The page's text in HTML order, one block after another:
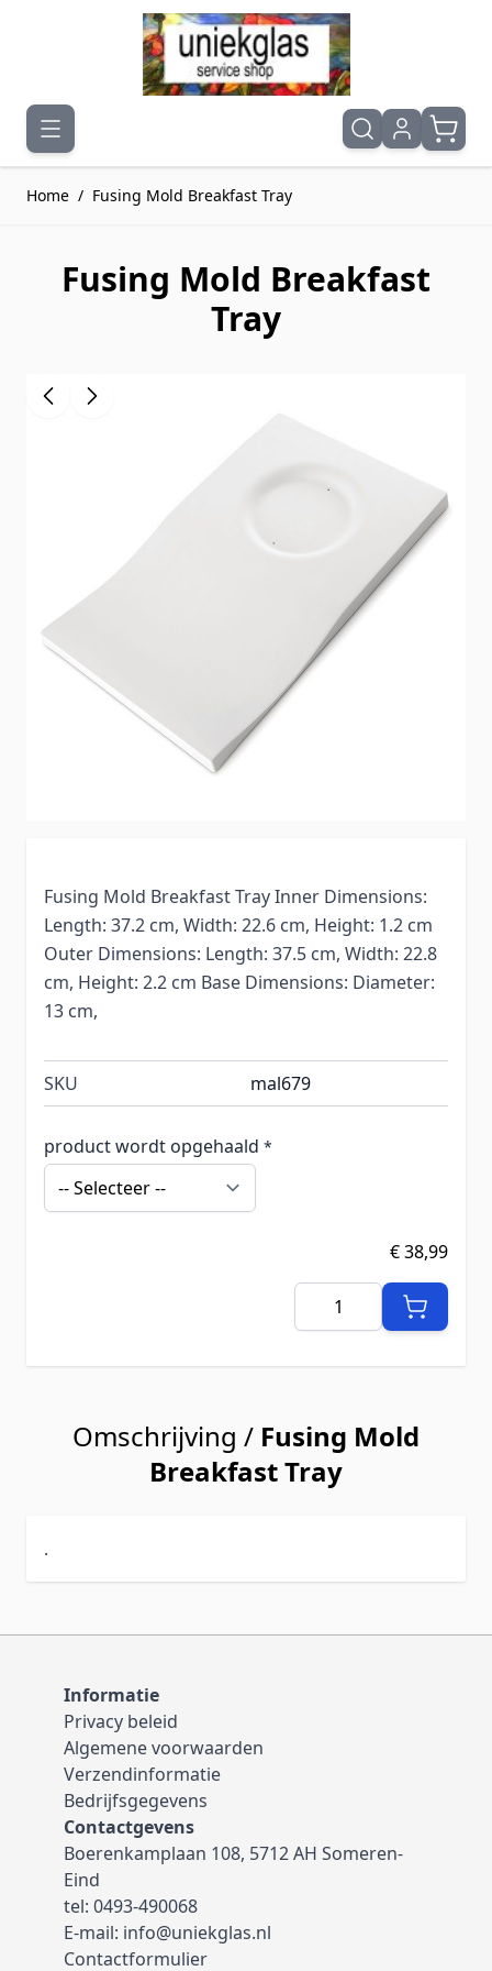
Ga naar de inhoud
Home / Fusing Mold Breakfast Tray
Fusing Mold Breakfast
Tray
Druk om carrousel over te slaan
Fusing Mold Breakfast Tray Inner Dimensions:
Length: 37.2 cm, Width: 22.6 cm, Height: 1.2 cm
Outer Dimensions: Length: 37.5 cm, Width: 22.8
cm, Height: 2.2 cm Base Dimensions: Diameter:
13 cm,
SKU mal679
product wordt opgehaald *
€ 38,99
Aantal
Omschrijving / Fusing Mold
Breakfast Tray
.
Informatie
Privacy beleid
Algemene voorwaarden
Verzendinformatie
Bedrijfsgegevens
Contactgevens
Boerenkamplaan 108, 5712 AH Someren-
Eind
tel: 0493-490068
E-mail: info@uniekglas.nl
Contactformulier